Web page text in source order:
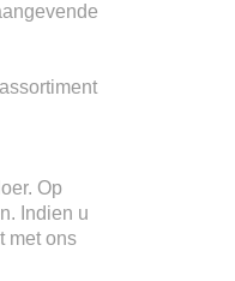
Op
Indien u
met ons